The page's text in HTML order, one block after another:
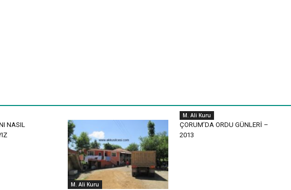
NASIL
M. Ali Kuru
M. Ali Kuru
ÇORUM’DA ORDU GÜNLERİ –
2013